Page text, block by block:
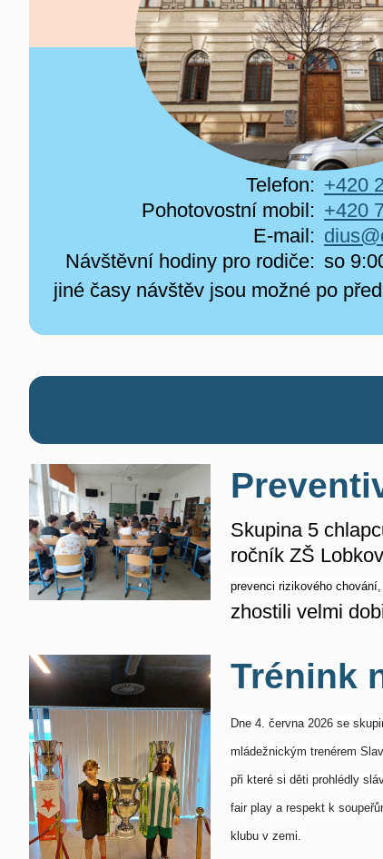
Telefon:
Pohotovostní mobil:
E-mail:
Návštěvní hodiny pro rodiče:
+420
+420
so
jiné časy návštěv jsou možné po
Skupina 5
ročník ZŠ
prevenci rizikového
zhostili velmi
Trénink
Dne 4. června 2026 se
mládežnickým trenérem
při které si děti prohlédly
fair play a respekt k
klubu v zemi.